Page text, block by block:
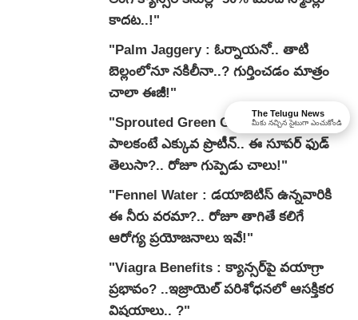
కాదట..!"
"Palm Jaggery : ఓర్నాయనో.. తాటి
బెల్లంలోనూ నకిలీనా..? గుర్తించడం మాత్రం
చాలా ఈజీ!"
"Sprouted Green Gram : కోడిగుడ్లు,
పాలకంటే ఎక్కువ ప్రొటీన్.. ఈ సూపర్ ఫుడ్
తెలుసా?.. రోజూ గుప్పెడు చాలు!"
"Fennel Water : డయాబెటిస్ ఉన్నవారికి
ఈ నీరు వరమా?.. రోజూ తాగితే కలిగే
ఆరోగ్య ప్రయోజనాలు ఇవే!"
"Viagra Benefits : క్యాన్సర్‌పై వయాగ్రా
ప్రభావం? ..ఇజ్రాయెల్ పరిశోధనలో ఆసక్తికర
విషయాలు.. ?"
The Telugu News
మీకు నచ్చిన సైటుగా ఎంచుకోండి